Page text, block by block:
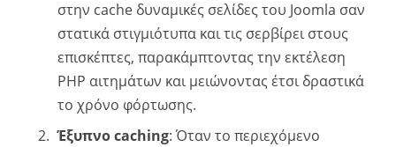
στην cache δυναμικές σελίδες του Joomla σαν
στατικά στιγμιότυπα και τις σερβίρει στους
επισκέπτες, παρακάμπτοντας την εκτέλεση
PHP αιτημάτων και μειώνοντας έτσι δραστικά
το χρόνο φόρτωσης.
Έξυπνο caching: Όταν το περιεχόμενο